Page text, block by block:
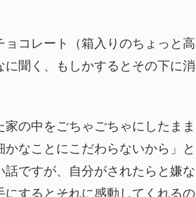
コレート（箱入りのちょっと高
聞く、もしかするとその下に消
の中をごちゃごちゃにしたまま
なことにこだわらないから」と
ですが、自分がされたらと嫌な
するとそれに感動してくれるの